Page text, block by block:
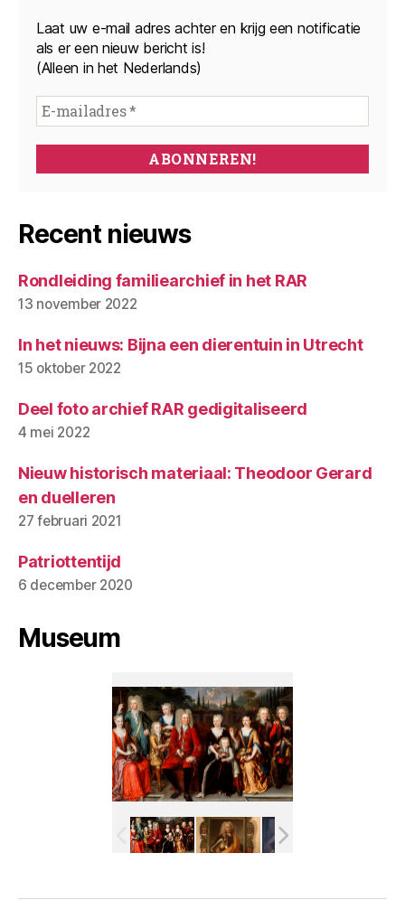
Laat uw e-mail adres achter en krijg een notificatie
als er een nieuw bericht is!
(Alleen in het Nederlands)
Recent nieuws
Rondleiding familiearchief in het RAR
13 november 2022
In het nieuws: Bijna een dierentuin in Utrecht
15 oktober 2022
Deel foto archief RAR gedigitaliseerd
4 mei 2022
Nieuw historisch materiaal: Theodoor Gerard
en duelleren
27 februari 2021
Patriottentijd
6 december 2020
Museum